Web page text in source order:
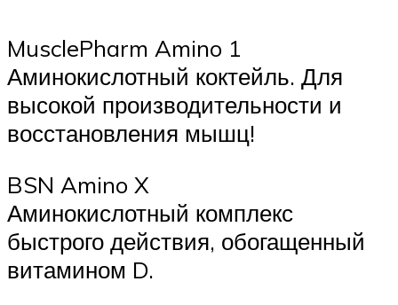
MusclePharm Amino 1
Аминокислотный коктейль. Для
высокой производительности и
восстановления мышц!
BSN Amino X
Аминокислотный комплекс
быстрого действия, обогащенный
витамином D.